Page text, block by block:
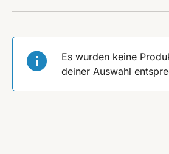
Es wurden keine
deiner Auswahl